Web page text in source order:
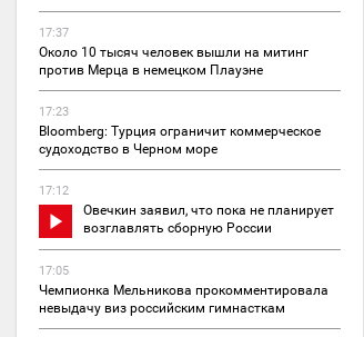
17:37
Около 10 тысяч человек вышли на митинг
против Мерца в немецком Плауэне
17:23
Bloomberg: Турция ограничит коммерческое
судоходство в Черном море
17:12
Овечкин заявил, что пока не планирует
возглавлять сборную России
17:05
Чемпионка Мельникова прокомментировала
невыдачу виз российским гимнасткам